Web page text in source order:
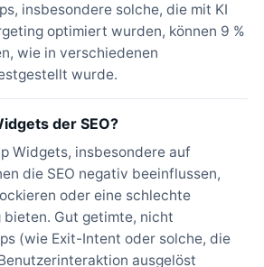
insbesondere solche, die mit KI
optimiert wurden, können 9 %
wie in verschiedenen
wurde.
der SEO?
Widgets, insbesondere auf
die SEO negativ beeinflussen,
oder eine schlechte
Gut getimte, nicht
(wie Exit-Intent oder solche, die
ausgelöst